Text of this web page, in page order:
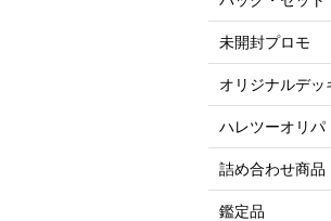
未開封プロモ
オリジナルデッ
ハレツーオリパ
詰め合わせ商品
鑑定品